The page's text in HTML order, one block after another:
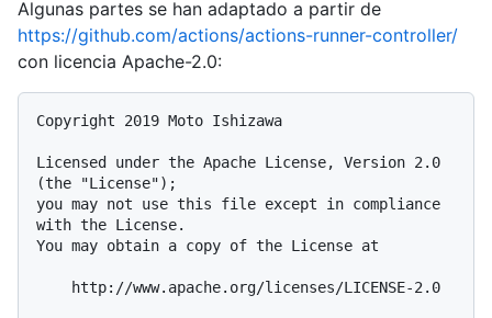
Algunas partes se han adaptado a partir de
https://github.com/actions/actions-runner-controller/
con licencia Apache-2.0:
Copyright 2019 Moto Ishizawa
Licensed under the Apache License, Version 2.0
(the "License");
you may not use this file except in compliance
with the License.
You may obtain a copy of the License at